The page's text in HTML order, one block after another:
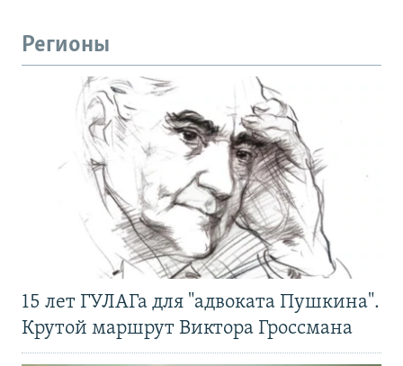
Регионы
15 лет ГУЛАГа для "адвоката Пушкина".
Крутой маршрут Виктора Гроссмана